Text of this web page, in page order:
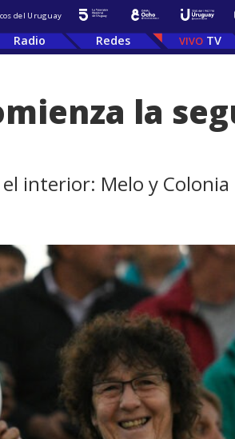
del Uruguay
Radio Redes TV
la
interior: Melo y Colonia